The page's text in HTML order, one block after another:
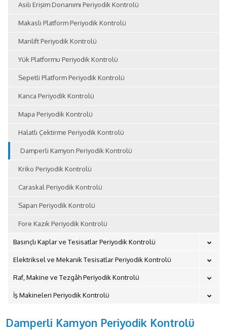
Asılı Erişim Donanımı Periyodik Kontrolü
Makaslı Platform Periyodik Kontrolü
Manlift Periyodik Kontrolü
Yük Platformu Periyodik Kontrolü
Sepetli Platform Periyodik Kontrolü
Kanca Periyodik Kontrolü
Mapa Periyodik Kontrolü
Halatlı Çektirme Periyodik Kontrolü
Damperli Kamyon Periyodik Kontrolü
Kriko Periyodik Kontrolü
Caraskal Periyodik Kontrolü
Sapan Periyodik Kontrolü
Fore Kazık Periyodik Kontrolü
Basınçlı Kaplar ve Tesisatlar Periyodik Kontrolü
Elektriksel ve Mekanik Tesisatlar Periyodik Kontrolü
Raf, Makine ve Tezgâh Periyodik Kontrolü
İş Makineleri Periyodik Kontrolü
Damperli Kamyon Periyodik Kontrolü